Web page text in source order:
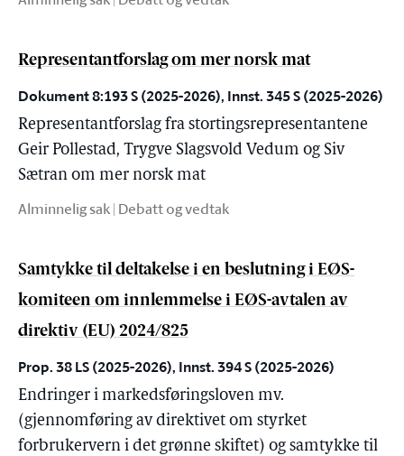
Representantforslag om mer norsk mat
Dokument 8:193 S (2025-2026), Innst. 345 S (2025-2026)
Representantforslag fra stortingsrepresentantene
Geir Pollestad, Trygve Slagsvold Vedum og Siv
Sætran om mer norsk mat
Alminnelig sak | Debatt og vedtak
Samtykke til deltakelse i en beslutning i EØS-
komiteen om innlemmelse i EØS-avtalen av
direktiv (EU) 2024/825
Prop. 38 LS (2025-2026), Innst. 394 S (2025-2026)
Endringer i markedsføringsloven mv.
(gjennomføring av direktivet om styrket
forbrukervern i det grønne skiftet) og samtykke til